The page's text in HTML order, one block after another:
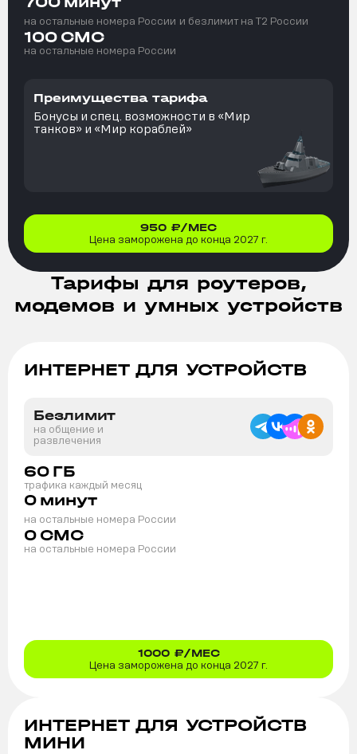
на остальные номера России и безлимит на T2 России
100 СМС
на остальные номера России
Преимущества тарифа
Бонусы и спец. возможности в «Мир
танков» и «Мир кораблей»
950 ₽/МЕС
Цена заморожена до конца 2027 г.
Тарифы для роутеров,
модемов и умных устройств
ИНТЕРНЕТ ДЛЯ УСТРОЙСТВ
Безлимит
на общение и
развлечения
60 ГБ
трафика каждый месяц
0 минут
на остальные номера России
0 СМС
на остальные номера России
1000 ₽/МЕС
Цена заморожена до конца 2027 г.
ИНТЕРНЕТ ДЛЯ УСТРОЙСТВ
МИНИ